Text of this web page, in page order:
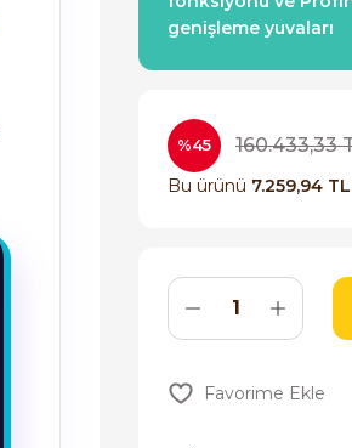
genişleme yuvaları
%45 160.433,33
Bu ürünü 7.259,94 TL